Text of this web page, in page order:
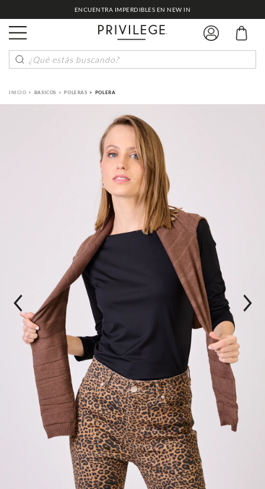
ENCUENTRA IMPERDIBLES EN NEW IN
¿Qué estás buscando?
BASICOS POLERAS POLERA